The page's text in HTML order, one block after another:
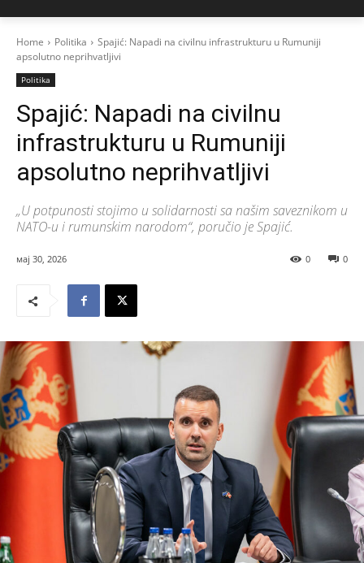
Home Politika
Spajić: Napadi na civilnu infrastrukturu u Rumuniji
apsolutno neprihvatljivi
Politika
Spajić: Napadi na civilnu
infrastrukturu u Rumuniji
apsolutno neprihvatljivi
„U potpunosti stojimo u solidarnosti sa našim saveznikom u
NATO-u i rumunskim narodom“, poručio je Spajić.
мај 30, 2026 0
0